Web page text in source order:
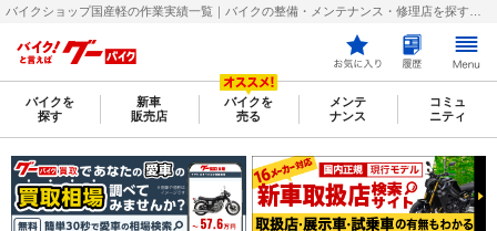
バイクを
探す
新車
販売店
バイクを
売る
メンテ
ナンス
コミュ
ニティ